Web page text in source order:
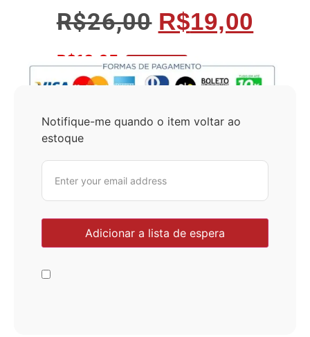
R$26,00 R$19,00
R$18,05 No Pix 5% OFF
Notifique-me quando o item voltar ao
estoque